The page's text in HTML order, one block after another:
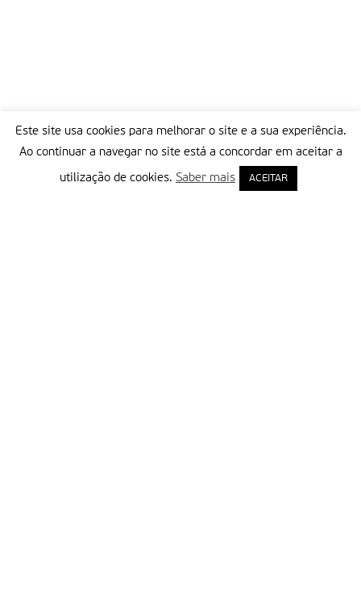
Este site usa cookies para melhorar o site e a sua experiência.
Ao continuar a navegar no site está a concordar em aceitar a
utilização de cookies. Saber mais ACEITAR